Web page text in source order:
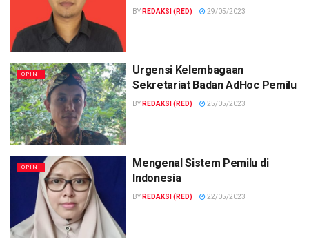
BY REDAKSI (RED) 29/05/2023
OPINI
Urgensi Kelembagaan
Sekretariat Badan AdHoc Pemilu
BY REDAKSI (RED) 25/05/2023
OPINI
Mengenal Sistem Pemilu di
Indonesia
BY REDAKSI (RED) 22/05/2023